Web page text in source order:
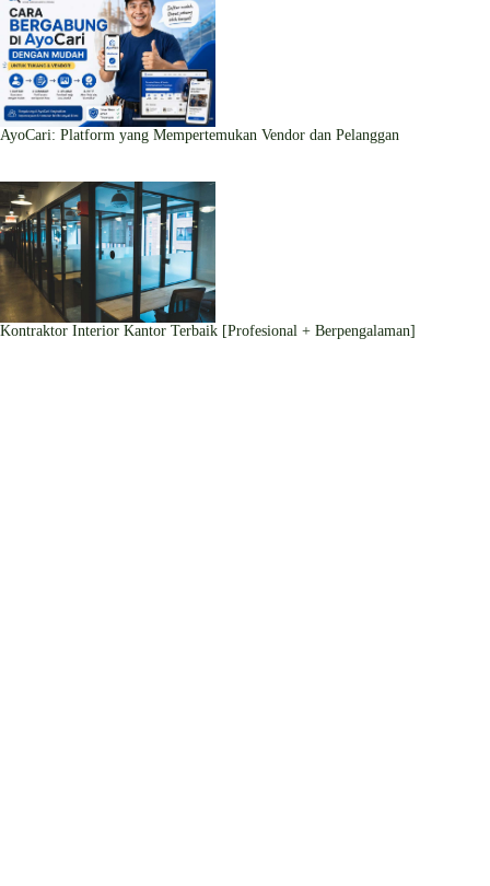
AyoCari: Platform yang Mempertemukan Vendor dan Pelanggan
Kontraktor Interior Kantor Terbaik [Profesional + Berpengalaman]